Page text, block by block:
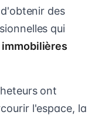
des
qui
ont
l'espace, la